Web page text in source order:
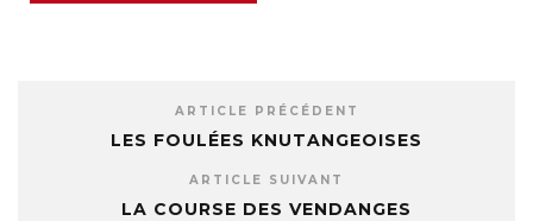
ARTICLE PRÉCÉDENT
LES FOULÉES KNUTANGEOISES
ARTICLE SUIVANT
LA COURSE DES VENDANGES